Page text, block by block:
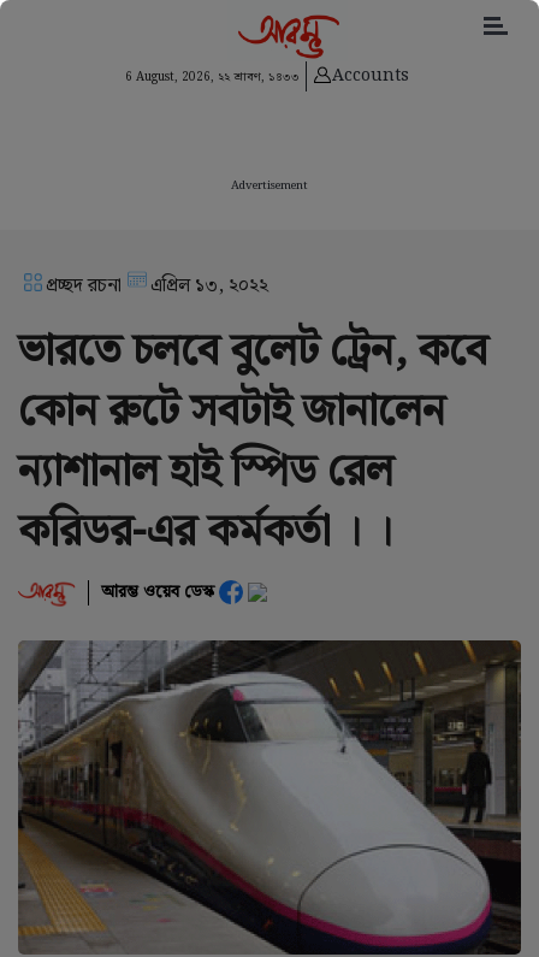
6 August, 2026, ২২ শ্রাবণ, ১৪৩৩ Accounts
Advertisement
প্রচ্ছদ রচনা এপ্রিল ১৩, ২০২২
ভারতে চলবে বুলেট ট্রেন, কবে
কোন রুটে সবটাই জানালেন
ন্যাশানাল হাই স্পিড রেল
করিডর-এর কর্মকর্তা । ।
আরম্ভ ওয়েব ডেস্ক